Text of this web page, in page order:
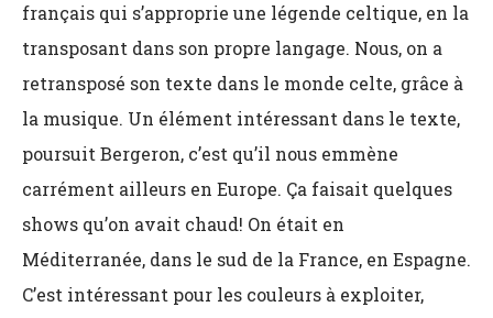
français qui s’approprie une légende celtique, en la
transposant dans son propre langage. Nous, on a
retransposé son texte dans le monde celte, grâce à
la musique. Un élément intéressant dans le texte,
poursuit Bergeron, c’est qu’il nous emmène
carrément ailleurs en Europe. Ça faisait quelques
shows qu’on avait chaud! On était en
Méditerranée, dans le sud de la France, en Espagne.
C’est intéressant pour les couleurs à exploiter,